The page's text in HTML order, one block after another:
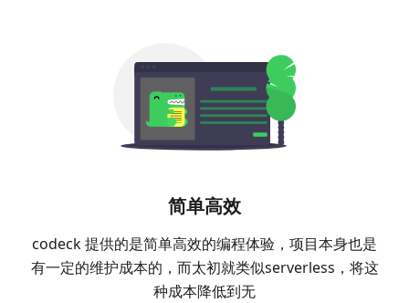
简单高效
codeck 提供的是简单高效的编程体验，项目本身也是
有一定的维护成本的，而太初就类似serverless，将这
种成本降低到无